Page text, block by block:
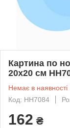
Картина по
20х20 см
Немає в наявності
Код: HH7084
162 ₴